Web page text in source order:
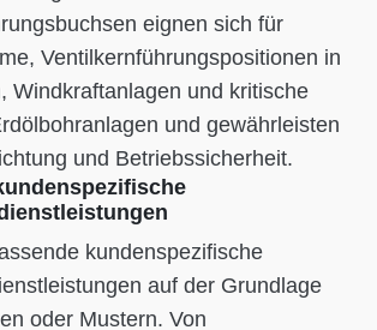
eignen sich für
Ventilkernführungspositionen in
Windkraftanlagen und kritische
und gewährleisten
und Betriebssicherheit.
kundenspezifische
auf der Grundlage
oder Mustern. Von